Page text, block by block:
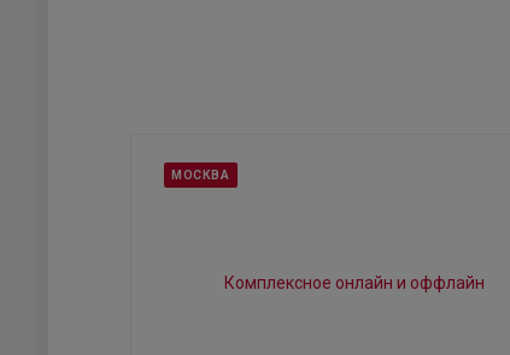
МОСКВА